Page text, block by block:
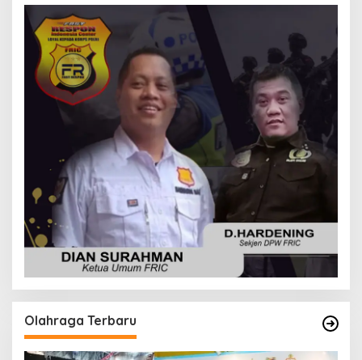
Olahraga Terbaru